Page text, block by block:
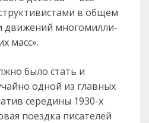
в общем
движений много­мил­ли­
масс».
было стать и
одной из главных
середины 1930-х
поездка писате­лей